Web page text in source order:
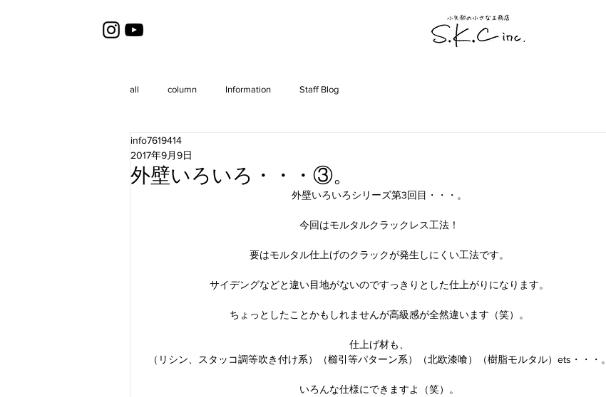
all column Information Staff Blog
外壁いろいろ・・・③。
info7619414
2017年9月9日
外壁いろいろシリーズ第3回目・・・。
今回はモルタルクラックレス工法！
要はモルタル仕上げのクラックが発生しにくい工法です。
サイデングなどと違い目地がないのですっきりとした仕上がりになります。
ちょっとしたことかもしれませんが高級感が全然違います（笑）。
仕上げ材も、
（リシン、スタッコ調等吹き付け系）（櫛引等パターン系）（北欧漆喰）（樹脂モルタル）ets・・・。
いろんな仕様にできますよ（笑）。